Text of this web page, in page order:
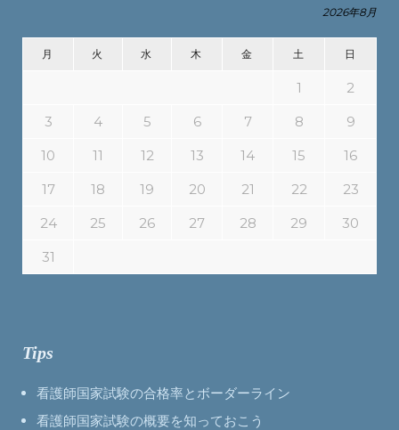
2026年8月
月 火 水 木 金 土 日
1
2
3
4 5 6 7 8
9
10
11 12 13 14 15
16
17
18 19 20 21 22
23
24
25 26 27 28 29
30
31
Tips
看護師国家試験の合格率とボーダーライン
看護師国家試験の概要を知っておこう